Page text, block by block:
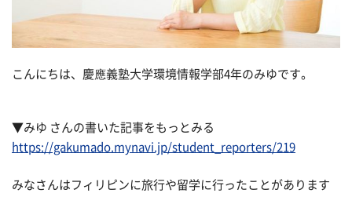
こんにちは、慶應義塾大学環境情報学部4年のみゆです。
▼みゆ さんの書いた記事をもっとみる
https://gakumado.mynavi.jp/student_reporters/219
みなさんはフィリピンに旅行や留学に行ったことがあります